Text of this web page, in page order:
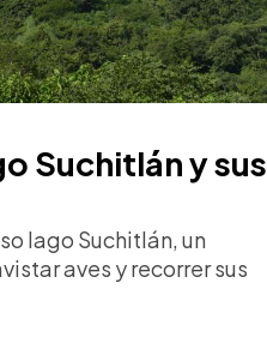
Suchitlán y sus
lago Suchitlán, un
aves y recorrer sus